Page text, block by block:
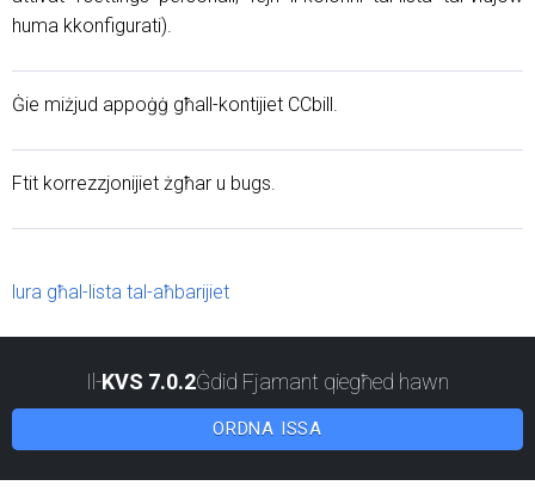
huma kkonfigurati).
Ġie miżjud appoġġ għall-kontijiet CCbill.
Ftit korrezzjonijiet żgħar u bugs.
lura għal-lista tal-aħbarijiet
Il-KVS 7.0.2Ġdid Fjamant qiegħed hawn
ORDNA ISSA